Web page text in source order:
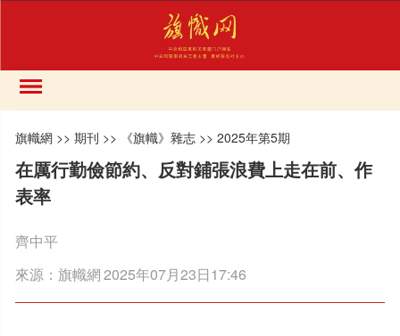
旗幟網 >>期刊 >> 《旗幟》雜志 >>2025年第5期
在厲行勤儉節約、反對鋪張浪費上走在前、作
表率
齊中平
來源：旗幟網2025年07月23日17:46